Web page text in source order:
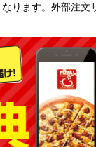
ります。外部注文